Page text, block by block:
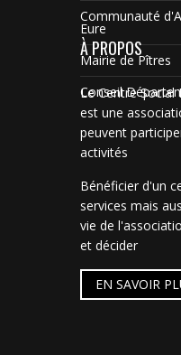
Communauté
Eure
Mairie de Pîtres
Conseil
À PROPOS
Le Centre Social
est une
peuvent
activités
Bénéficier d'un
services mais
vie de
et décider
EN SAVOIR